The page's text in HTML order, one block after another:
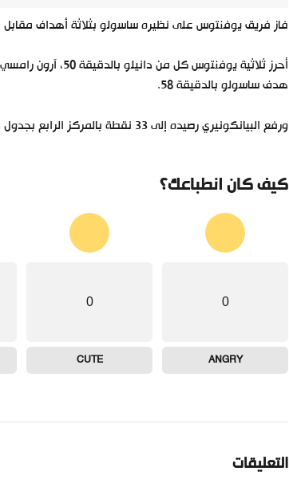
فاز فريق يوفنتوس على نظيره ساسولو بثلاثة أهداف مقابل
هدف ساسولو بالدقيقة 58.
ورفع البيانكونيري رصيده إلى 33 نقطة بالمركز الرابع بجدول الترتيب، بينما تجمد رصيد ساسولو عند 29 نقطة بالمركز السابع.
كيف كان انطباعك؟
0
ANGRY
0
CUTE
التعليقات